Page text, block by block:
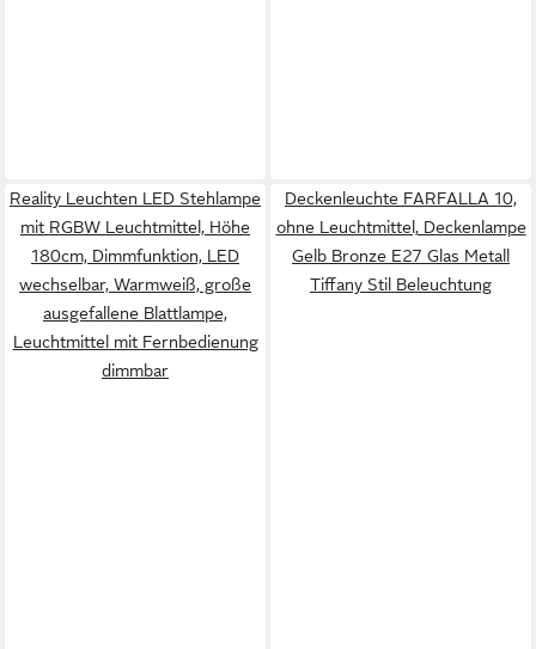
Reality Leuchten LED Stehlampe
mit RGBW Leuchtmittel, Höhe
180cm, Dimmfunktion, LED
wechselbar, Warmweiß, große
ausgefallene Blattlampe,
Leuchtmittel mit Fernbedienung
dimmbar
Deckenleuchte FARFALLA 10,
ohne Leuchtmittel, Deckenlampe
Gelb Bronze E27 Glas Metall
Tiffany Stil Beleuchtung